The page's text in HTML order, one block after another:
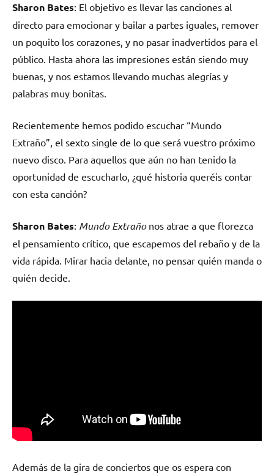
Sharon Bates: El objetivo es llevar las canciones al
directo para emocionar y bailar a partes iguales, remover
un poquito los corazones, y no pasar inadvertidos para el
público. Hasta ahora las impresiones están siendo muy
buenas, y nos estamos llevando muchas alegrías y
palabras muy bonitas.
Recientemente hemos podido escuchar “Mundo
Extraño”, el sexto single de lo que será vuestro próximo
nuevo disco. Para aquellos que aún no han tenido la
oportunidad de escucharlo, ¿qué historia queréis contar
con esta canción?
Sharon Bates: Mundo Extrañonos atrae a que florezca
el pensamiento crítico, que escapemos del rebaño y de la
vida rápida. Mirar hacia delante, no pensar quién manda o
quién decide.
Además de la gira de conciertos que os espera con